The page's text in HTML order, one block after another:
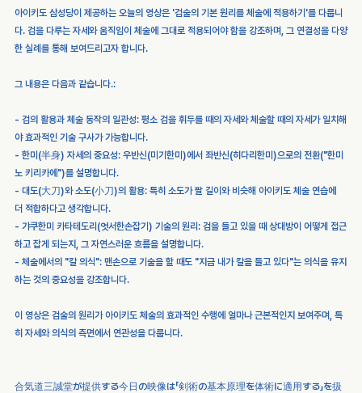
아이키도 삼성당이 제공하는 오늘의 영상은 '검술의 기본 원리를 체술에 적용하기'를 다룹니
다. 검을 다루는 자세와 움직임이 체술에 그대로 적용되어야 함을 강조하며, 그 연결성을 다양
한 실례를 통해 보여드리고자 합니다.
그 내용은 다음과 같습니다.:
- 검의 활용과 체술 동작의 일관성: 평소 검을 휘두를 때의 자세와 체술할 때의 자세가 일치해
야 효과적인 기술 구사가 가능합니다.
- 한미(半身) 자세의 중요성: 우반신(미기한미)에서 좌반신(히다리한미)으로의 전환("한미
노 키리카에")를 설명합니다.
- 대도(大刀)와 소도(小刀)의 활용: 특히 소도가 팔 길이와 비슷해 아이키도 체술 연습에
더 적합하다고 생각합니다.
- 갸쿠한미 카타테도리(엇서한손잡기) 기술의 원리: 검을 들고 있을 때 상대방이 어떻게 접근
하고 잡게 되는지, 그 자연스러운 흐름을 설명합니다.
- 체술에서의 "칼 의식": 맨손으로 기술을 할 때도 "지금 내가 칼을 들고 있다"는 의식을 유지
하는 것의 중요성을 강조합니다.
이 영상은 검술의 원리가 아이키도 체술의 효과적인 수행에 얼마나 근본적인지 보여주며, 특
히 자세와 의식의 측면에서 연관성을 다룹니다.
合気道三誠堂が提供する今日の映像は「剣術の基本原理を体術に適用する」を扱